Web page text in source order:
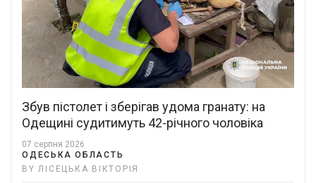
Збув пістолет і зберігав удома гранату: на
Одещині судитимуть 42-річного чоловіка
07 серпня 2026
ОДЕСЬКА ОБЛАСТЬ
BY ЛІСЕЦЬКА ВІКТОРІЯ